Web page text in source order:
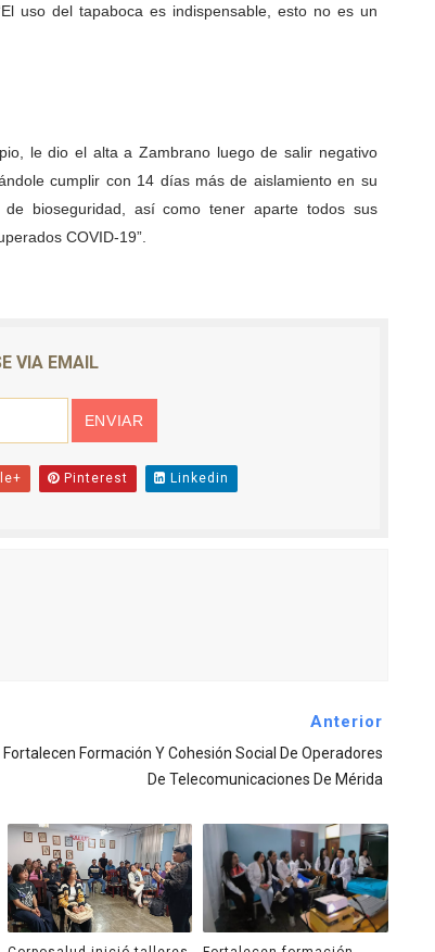
uso del tapaboca es indispensable, esto no es un
le dio el alta a Zambrano luego de salir negativo
cumplir con 14 días más de aislamiento en su
bioseguridad, así como tener aparte todos sus
COVID-19”.
VIA EMAIL
Pinterest Linkedin
Anterior
Fortalecen Formación Y Cohesión Social De Operadores
De Telecomunicaciones De Mérida